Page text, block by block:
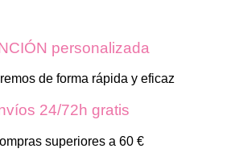
personalizada
de forma rápida y eficaz
24/72h gratis
superiores a 60 €